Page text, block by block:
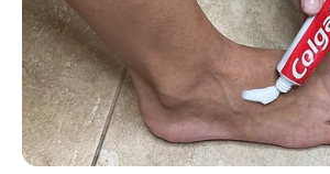
TEMAS RELACIONADOS
PROTOCOLOS ÁREA
MANTÉNGASE EN ALERTA